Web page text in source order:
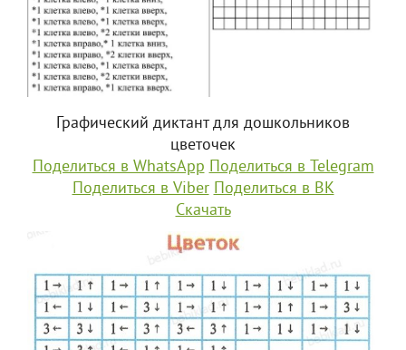
Графический диктант для дошкольников
цветочек
Поделиться в WhatsApp Поделиться в Telegram
Поделиться в Viber Поделиться в ВК
Скачать